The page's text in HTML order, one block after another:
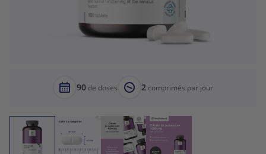
90 de doses 2 comprimés par jour